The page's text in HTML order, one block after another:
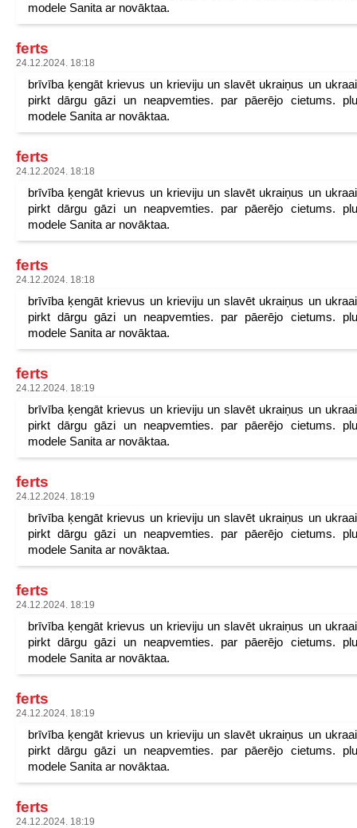
modele Sanita ar novāktaa.
ferts
24.12.2024. 18:18
brīvība ķengāt krievus un krieviju un slavēt ukraiņus un
pirkt dārgu gāzi un neapvemties. par pāerējo cietums.
modele Sanita ar novāktaa.
ferts
24.12.2024. 18:18
brīvība ķengāt krievus un krieviju un slavēt ukraiņus un
pirkt dārgu gāzi un neapvemties. par pāerējo cietums.
modele Sanita ar novāktaa.
ferts
24.12.2024. 18:18
brīvība ķengāt krievus un krieviju un slavēt ukraiņus un
pirkt dārgu gāzi un neapvemties. par pāerējo cietums.
modele Sanita ar novāktaa.
ferts
24.12.2024. 18:19
brīvība ķengāt krievus un krieviju un slavēt ukraiņus un
pirkt dārgu gāzi un neapvemties. par pāerējo cietums.
modele Sanita ar novāktaa.
ferts
24.12.2024. 18:19
brīvība ķengāt krievus un krieviju un slavēt ukraiņus un
pirkt dārgu gāzi un neapvemties. par pāerējo cietums.
modele Sanita ar novāktaa.
ferts
24.12.2024. 18:19
brīvība ķengāt krievus un krieviju un slavēt ukraiņus un
pirkt dārgu gāzi un neapvemties. par pāerējo cietums.
modele Sanita ar novāktaa.
ferts
24.12.2024. 18:19
brīvība ķengāt krievus un krieviju un slavēt ukraiņus un
pirkt dārgu gāzi un neapvemties. par pāerējo cietums.
modele Sanita ar novāktaa.
ferts
24.12.2024. 18:19